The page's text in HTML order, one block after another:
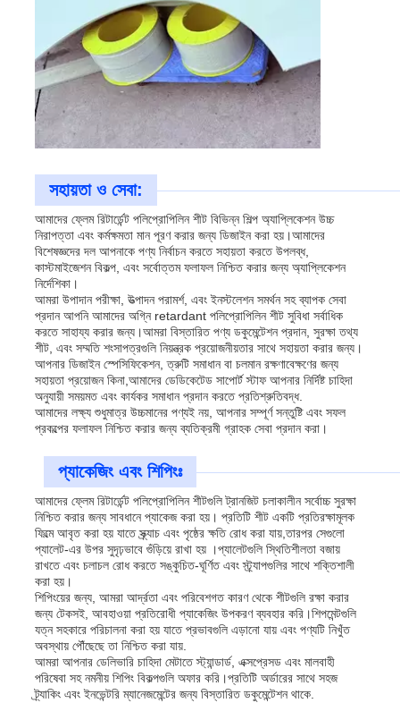
সহায়তা ও সেবা:
আমাদের ফ্লেম রিটার্ডেন্ট পলিপ্রোপিলিন শীট বিভিন্ন শিল্প অ্যাপ্লিকেশন উচ্চ
নিরাপত্তা এবং কর্মক্ষমতা মান পূরণ করার জন্য ডিজাইন করা হয়।আমাদের
বিশেষজ্ঞদের দল আপনাকে পণ্য নির্বাচন করতে সহায়তা করতে উপলব্ধ,
কাস্টমাইজেশন বিকল্প, এবং সর্বোত্তম ফলাফল নিশ্চিত করার জন্য অ্যাপ্লিকেশন
নির্দেশিকা।
আমরা উপাদান পরীক্ষা, উত্পাদন পরামর্শ, এবং ইনস্টলেশন সমর্থন সহ ব্যাপক সেবা
প্রদান আপনি আমাদের অগ্নি retardant পলিপ্রোপিলিন শীট সুবিধা সর্বাধিক
করতে সাহায্য করার জন্য।আমরা বিস্তারিত পণ্য ডকুমেন্টেশন প্রদান, সুরক্ষা তথ্য
শীট, এবং সম্মতি শংসাপত্রগুলি নিয়ন্ত্রক প্রয়োজনীয়তার সাথে সহায়তা করার জন্য।
আপনার ডিজাইন স্পেসিফিকেশন, ত্রুটি সমাধান বা চলমান রক্ষণাবেক্ষণের জন্য
সহায়তা প্রয়োজন কিনা,আমাদের ডেডিকেটেড সাপোর্ট স্টাফ আপনার নির্দিষ্ট চাহিদা
অনুযায়ী সময়মত এবং কার্যকর সমাধান প্রদান করতে প্রতিশ্রুতিবদ্ধ.
আমাদের লক্ষ্য শুধুমাত্র উচ্চমানের পণ্যই নয়, আপনার সম্পূর্ণ সন্তুষ্টি এবং সফল
প্রকল্পের ফলাফল নিশ্চিত করার জন্য ব্যতিক্রমী গ্রাহক সেবা প্রদান করা।
প্যাকেজিং এবং শিপিংঃ
আমাদের ফ্লেম রিটার্ডেন্ট পলিপ্রোপিলিন শীটগুলি ট্রানজিট চলাকালীন সর্বোচ্চ সুরক্ষা
নিশ্চিত করার জন্য সাবধানে প্যাকেজ করা হয়। প্রতিটি শীট একটি প্রতিরক্ষামূলক
ফিল্মে আবৃত করা হয় যাতে স্ক্র্যাচ এবং পৃষ্ঠের ক্ষতি রোধ করা যায়,তারপর সেগুলো
প্যালেট-এর উপর সুদৃঢ়ভাবে গুঁড়িয়ে রাখা হয় ।প্যালেটগুলি স্থিতিশীলতা বজায়
রাখতে এবং চলাচল রোধ করতে সঙ্কুচিত-ঘূর্ণিত এবং স্ট্র্যাপগুলির সাথে শক্তিশালী
করা হয়।
শিপিংয়ের জন্য, আমরা আর্দ্রতা এবং পরিবেশগত কারণ থেকে শীটগুলি রক্ষা করার
জন্য টেকসই, আবহাওয়া প্রতিরোধী প্যাকেজিং উপকরণ ব্যবহার করি।শিপমেন্টগুলি
যত্ন সহকারে পরিচালনা করা হয় যাতে প্রভাবগুলি এড়ানো যায় এবং পণ্যটি নিখুঁত
অবস্থায় পৌঁছেছে তা নিশ্চিত করা যায়.
আমরা আপনার ডেলিভারি চাহিদা মেটাতে স্ট্যান্ডার্ড, এক্সপ্রেসড এবং মালবাহী
পরিষেবা সহ নমনীয় শিপিং বিকল্পগুলি অফার করি।প্রতিটি অর্ডারের সাথে সহজ
ট্র্যাকিং এবং ইনভেন্টরি ম্যানেজমেন্টের জন্য বিস্তারিত ডকুমেন্টেশন থাকে.